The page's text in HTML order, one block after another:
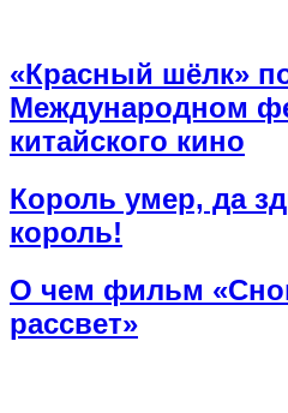
«Красный шёлк»
Международном
китайского кино
Король умер, да
король!
О чем фильм
рассвет»